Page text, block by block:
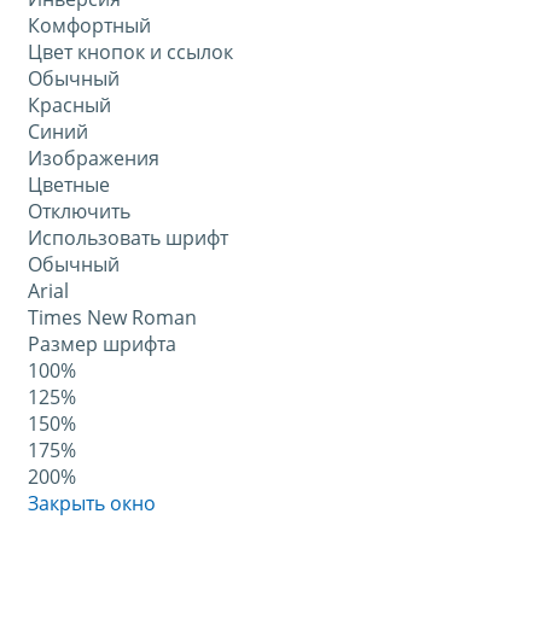
Комфортный
Цвет кнопок и ссылок
Обычный
Красный
Синий
Изображения
Цветные
Отключить
Использовать шрифт
Обычный
Arial
Times New Roman
Размер шрифта
100%
125%
150%
175%
200%
Закрыть окно